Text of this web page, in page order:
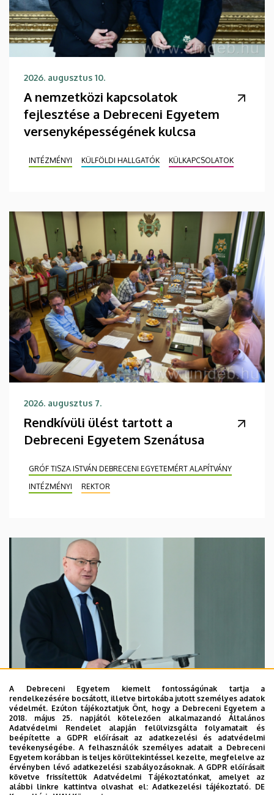
2026. augusztus 10.
A nemzetközi kapcsolatok
fejlesztése a Debreceni Egyetem
versenyképességének kulcsa
INTÉZMÉNYI KÜLFÖLDI HALLGATÓK KÜLKAPCSOLATOK
2026. augusztus 7.
Rendkívüli ülést tartott a
Debreceni Egyetem Szenátusa
GRÓF TISZA ISTVÁN DEBRECENI EGYETEMÉRT ALAPÍTVÁNY
INTÉZMÉNYI
REKTOR
2026. augusztus 7.
Kossa György búcsúzó beszéde
GRÓF TISZA ISTVÁN DEBRECENI EGYETEMÉRT ALAPÍTVÁNY
A Debreceni Egyetem kiemelt fontosságúnak tartja a
rendelkezésére bocsátott, illetve birtokába jutott személyes adatok
védelmét. Ezúton tájékoztatjuk Önt, hogy a Debreceni Egyetem a
2018. május 25. napjától kötelezően alkalmazandó Általános
Adatvédelmi Rendelet alapján felülvizsgálta folyamatait és
beépítette a GDPR előírásait az adatkezelési és adatvédelmi
tevékenységébe. A felhasználók személyes adatait a Debreceni
Egyetem korábban is teljes körültekintéssel kezelte, megfelelve az
érvényben lévő adatkezelési szabályozásoknak. A GDPR előírásait
követve frissítettük Adatvédelmi Tájékoztatónkat, amelyet az
alábbi linkre kattintva olvashat el:Adatkezelési tájékoztató. DE